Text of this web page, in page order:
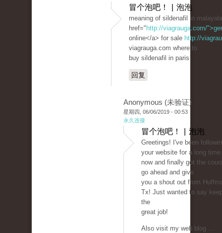
冒个泡吧！ | 泡泡
meaning of sildenafil in
href=" http://viagrauga.com/
online</a> for sale http://
viagrauga.com where to
buy sildenafil in paris
回复
Anonymous (未验证)
星期四, 06/06/2019 - 00:53
永久连接
冒个泡吧！ | 泡泡
Greetings! I've been
your website for a long time
now and finally got the
go ahead and give
you a shout out from
Tx! Just wanted to say
the
great job!
Also visit my web blog ...